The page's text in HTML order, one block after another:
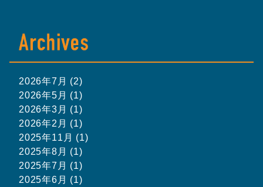
2026年7月 (2)
2026年5月 (1)
2026年3月 (1)
2026年2月 (1)
2025年11月 (1)
2025年8月 (1)
2025年7月 (1)
2025年6月 (1)